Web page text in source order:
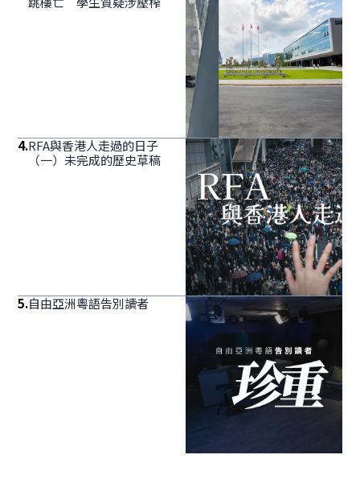
4.RFA與香港人走過的日子
（一）未完成的歷史草稿
5.自由亞洲粵語告別讀者